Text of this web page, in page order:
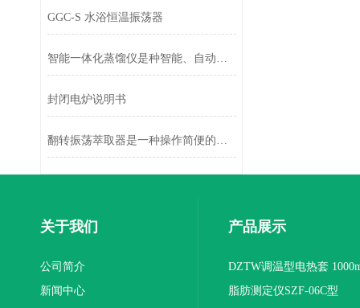
GGC-S 水浴恒温振荡器
智能一体化蒸馏仪是种智能、自动化的设备
封闭电炉说明书
翻转振荡萃取器是一种操作简便的实验室设备
关于我们
公司简介
新闻中心
产品展示
DZTW调温型电热套
联
脂肪测定仪SZF-06C型